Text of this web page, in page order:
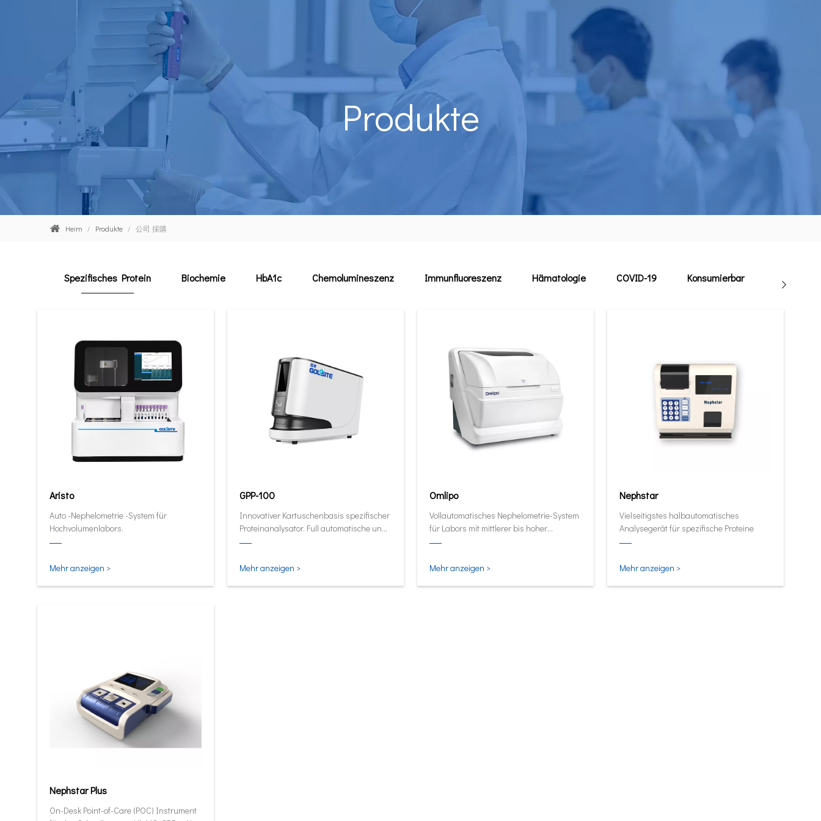
Produkte
Heim / Produkte / 公司 採購
Spezifisches Protein Biochemie HbA1c Chemolumineszenz Immunfluoreszenz Hämatologie COVID-19 Konsumierbar
Aristo
Auto -Nephelometrie -System für
Hochvolumenlabors.
Mehr anzeigen >
GPP-100
Innovativer Kartuschenbasis spezifischer
Proteinanalysator. Full automatische und
quantitative Analysator in seiner kleinsten
Mehr anzeigen >
Omlipo
Vollautomatisches Nephelometrie-System
für Labors mit mittlerer bis hoher
Volumendurchsatz.
Mehr anzeigen >
Nephstar
Vielseitigstes halbautomatisches
Analysegerät für spezifische Proteine
Mehr anzeigen >
Nephstar Plus
On-Desk Point-of-Care (POC) Instrument